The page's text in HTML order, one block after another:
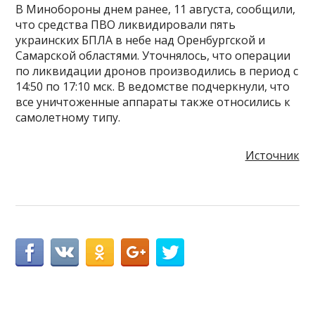
В Минобороны днем ранее, 11 августа, сообщили,
что средства ПВО ликвидировали пять
украинских БПЛА в небе над Оренбургской и
Самарской областями. Уточнялось, что операции
по ликвидации дронов производились в период с
14:50 по 17:10 мск. В ведомстве подчеркнули, что
все уничтоженные аппараты также относились к
самолетному типу.
Источник